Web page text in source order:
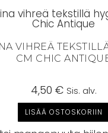
VIHREÄ
CM CHIC
4,50 € Sis. alv.
LISÄÄ OSTOSKORIIN